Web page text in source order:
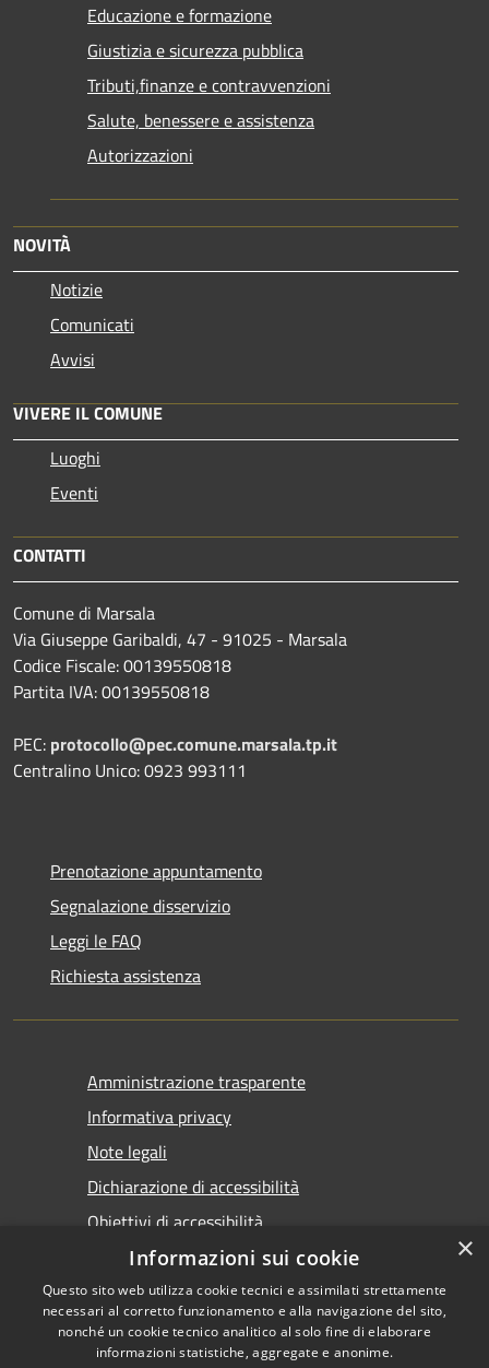
Educazione e formazione
Giustizia e sicurezza pubblica
Tributi,finanze e contravvenzioni
Salute, benessere e assistenza
Autorizzazioni
NOVITÀ
Notizie
Comunicati
Avvisi
VIVERE IL COMUNE
Luoghi
Eventi
CONTATTI
Comune di Marsala
Via Giuseppe Garibaldi, 47 - 91025 - Marsala
Codice Fiscale: 00139550818
Partita IVA: 00139550818
PEC: protocollo@pec.comune.marsala.tp.it
Centralino Unico: 0923 993111
Prenotazione appuntamento
Segnalazione disservizio
Leggi le FAQ
Richiesta assistenza
Amministrazione trasparente
Informativa privacy
Note legali
Dichiarazione di accessibilità
Obiettivi di accessibilità
Copyright © 2026 • Comune di
×
Informazioni sui cookie
Questo sito web utilizza cookie tecnici e assimilati strettamente
necessari al corretto funzionamento e alla navigazione del sito,
nonché un cookie tecnico analitico al solo fine di elaborare
informazioni statistiche, aggregate e anonime.